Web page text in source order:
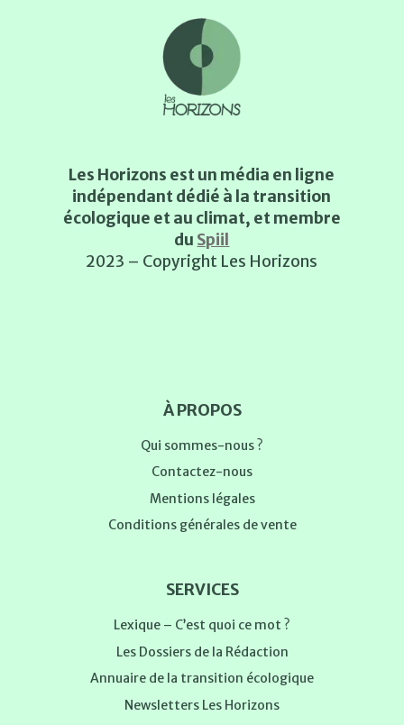
Les Horizons est un média en ligne
indépendant dédié à la transition
écologique et au climat, et membre
du Spiil
2023 – Copyright Les Horizons
À PROPOS
Qui sommes-nous ?
Contactez-nous
Mentions légales
Conditions générales de vente
SERVICES
Lexique – C’est quoi ce mot ?
Les Dossiers de la Rédaction
Annuaire de la transition écologique
Newsletters Les Horizons